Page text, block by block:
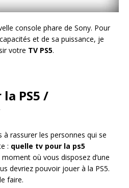
console phare de Sony. Pour
et de sa puissance, je
votre TV PS5.
PS5 /
à rassurer les personnes qui se
: quelle tv pour la ps5
où vous disposez d’une
devriez pouvoir jouer à la PS5.
faire.